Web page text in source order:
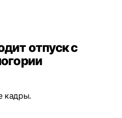
отпуск с
кадры.